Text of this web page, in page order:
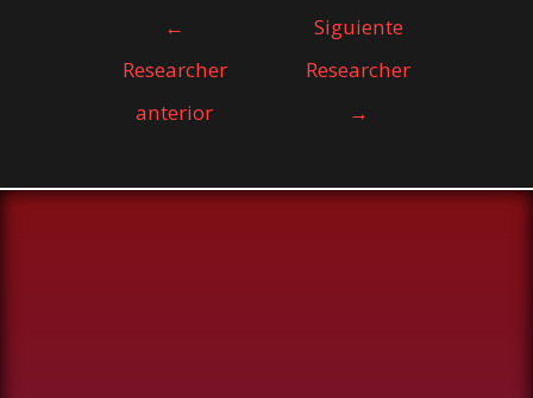
←
Researcher
anterior
Siguiente
Researcher
→